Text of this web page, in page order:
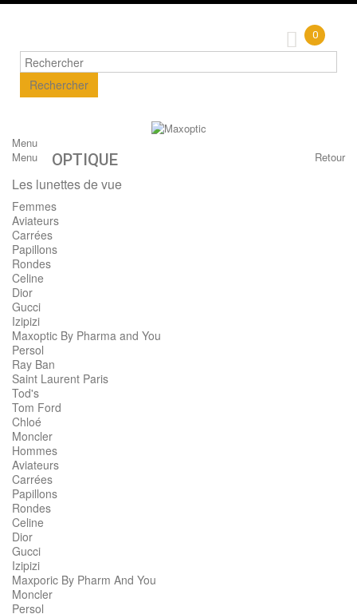
0
Rechercher
Menu
Menu
Retour
OPTIQUE
Les lunettes de vue
Femmes
Aviateurs
Carrées
Papillons
Rondes
Celine
Dior
Gucci
Izipizi
Maxoptic By Pharma and You
Persol
Ray Ban
Saint Laurent Paris
Tod's
Tom Ford
Chloé
Moncler
Hommes
Aviateurs
Carrées
Papillons
Rondes
Celine
Dior
Gucci
Izipizi
Maxporic By Pharm And You
Moncler
Persol